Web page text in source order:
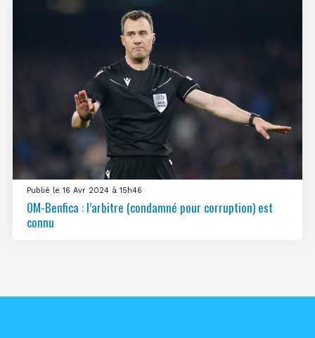
Publié le 16 Avr 2024 à 15h46
OM-Benfica : l’arbitre (condamné pour corruption) est
connu